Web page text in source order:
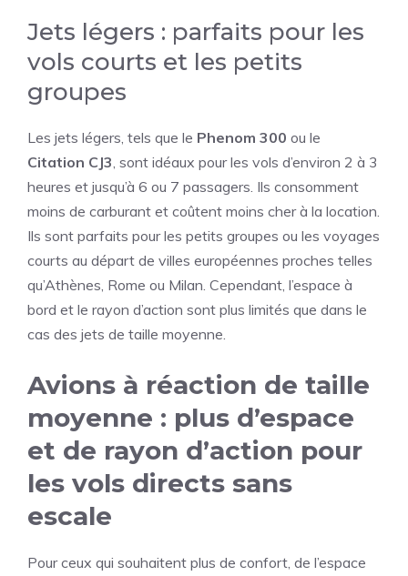
Jets légers : parfaits pour les
vols courts et les petits
groupes
Les jets légers, tels que le Phenom 300 ou le
Citation CJ3 , sont idéaux pour les vols d’environ 2 à 3
heures et jusqu’à 6 ou 7 passagers. Ils consomment
moins de carburant et coûtent moins cher à la location.
Ils sont parfaits pour les petits groupes ou les voyages
courts au départ de villes européennes proches telles
qu’Athènes, Rome ou Milan. Cependant, l’espace à
bord et le rayon d’action sont plus limités que dans le
cas des jets de taille moyenne.
Avions à réaction de taille
moyenne : plus d’espace
et de rayon d’action pour
les vols directs sans
escale
Pour ceux qui souhaitent plus de confort, de l’espace